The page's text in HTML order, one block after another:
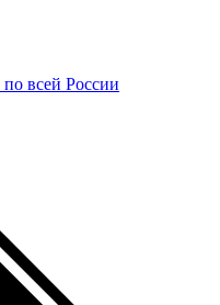
всей России